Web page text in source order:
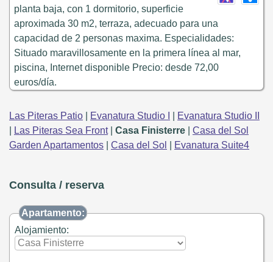
planta baja, con 1 dormitorio, superficie
aproximada 30 m2, terraza, adecuado para una
capacidad de 2 personas maxima. Especialidades:
Situado maravillosamente en la primera línea al mar,
piscina, Internet disponible Precio: desde 72,00
euros/día.
Las Piteras Patio Evanatura Studio I
Evanatura Studio II
Las Piteras Sea Front| Casa Finisterre
Casa del Sol
Garden Apartamentos
Casa del Sol Evanatura Suite4
Consulta / reserva
Apartamento:
Alojamiento: